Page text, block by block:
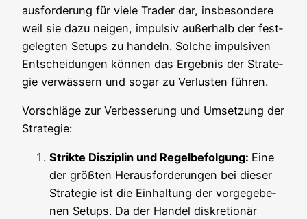
aus­for­de­rung für vie­le Trader dar, ins­be­son­de­re
weil sie dazu nei­gen, impul­siv außer­halb der fest­
ge­leg­ten Set­ups zu han­deln. Sol­che impul­si­ven
Ent­schei­dun­gen kön­nen das Ergeb­nis der Stra­te­
gie ver­wäs­sern und sogar zu Ver­lus­ten führen.
Vor­schlä­ge zur Ver­bes­se­rung und Umset­zung der
Strategie:
Strik­te Dis­zi­plin und Regel­be­fol­gung: Eine
der größ­ten Her­aus­for­de­run­gen bei die­ser
Stra­te­gie ist die Ein­hal­tung der vor­ge­ge­be­
nen Set­ups. Da der Han­del dis­kre­tio­när